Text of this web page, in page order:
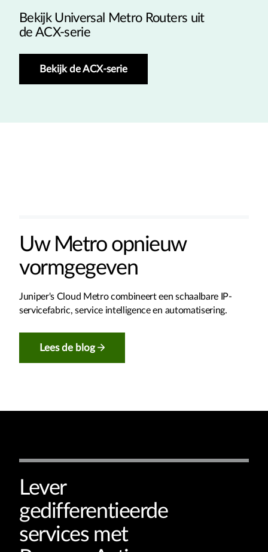
Bekijk Universal Metro Routers uit
de ACX-serie
Bekijk de ACX-serie
Uw Metro opnieuw
vormgegeven
Juniper's Cloud Metro combineert een schaalbare IP-
servicefabric, service intelligence en automatisering.
Lees de blog
Lever
gedifferentieerde
services met